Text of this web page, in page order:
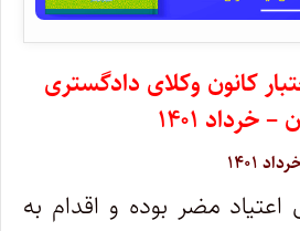
کانون وکلای دادگستری
خرداد ۱۴۰۱
۱۴۰۱
اعتیاد مضر بوده و اقدام به